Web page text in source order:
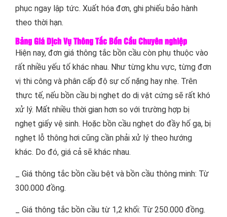
phục ngay lập tức. Xuất hóa đơn, ghi phiếu bảo hành
theo thời hạn.
Bảng Giá Dịch Vụ Thông Tắc Bồn Cầu Chuyên nghiệp
Hiện nay, đơn giá thông tắc bồn cầu còn phụ thuộc vào
rất nhiều yếu tố khác nhau. Như từng khu vực, từng đơn
vị thi công và phân cấp độ sự cố nặng hay nhẹ. Trên
thực tế, nếu bồn cầu bị nghẹt do dị vật cứng sẽ rất khó
xử lý. Mất nhiều thời gian hơn so với trường hợp bị
nghẹt giấy vệ sinh. Hoặc bồn cầu nghẹt do đầy hố ga, bị
nghẹt lỗ thông hơi cũng cần phải xử lý theo hướng
khác. Do đó, giá cả sẽ khác nhau.
_ Giá thông tắc bồn cầu bệt và bồn cầu thông minh: Từ
300.000 đồng.
_ Giá thông tắc bồn cầu từ 1,2 khối: Từ 250.000 đồng.